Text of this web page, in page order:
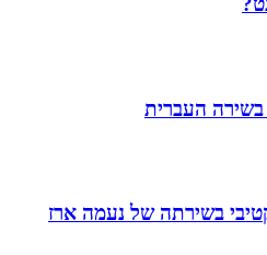
בשירה העברית
בשירתה של נעמה ארז